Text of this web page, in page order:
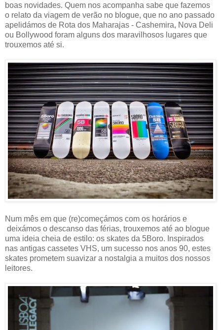
boas novidades. Quem nos acompanha sabe que fazemos
o relato da viagem de verão no blogue, que no ano passado
apelidámos de Rota dos Maharajas - Cashemira, Nova Deli
ou Bollywood foram alguns dos maravilhosos lugares que
trouxemos até si.
Num mês em que (re)começámos com os horários e
deixámos o descanso das férias, trouxemos até ao blogue
uma ideia cheia de estilo: os skates da 5Boro. Inspirados
nas antigas cassetes VHS, um sucesso nos anos 90, estes
skates prometem suavizar a nostalgia a muitos dos nossos
leitores.